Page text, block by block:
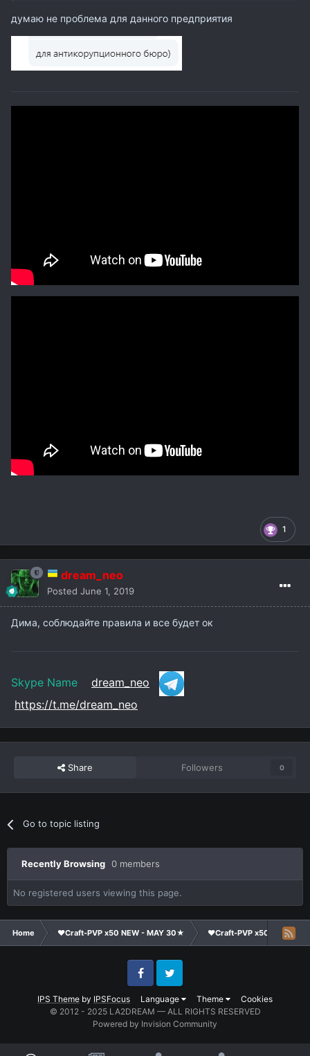
думаю не проблема для данного предприятия
1
dream_neo
Posted June 1, 2019
Дима, соблюдайте правила и все будет ок
Skype Name dream_neo
https://t.me/dream_neo
Share Followers 0
Go to topic listing
Recently Browsing 0 members
No registered users viewing this page.
Home ❤Craft-PVP x50 NEW - MAY 30★ ❤Craft-PVP x50★
IPS Theme by IPSFocus Language Theme Cookies
FacebookTwitter
© 2012 - 2025 LA2DREAM — ALL RIGHTS RESERVED
Powered by Invision Community